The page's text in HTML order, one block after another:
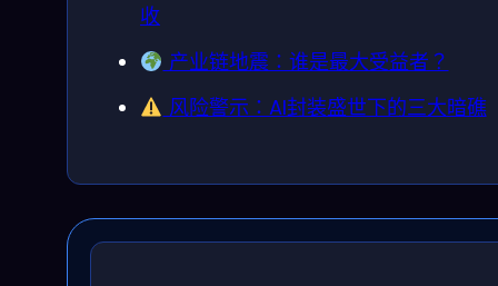
收
产业链地震：谁是最大受益者？
风险警示：AI封装盛世下的三大暗礁